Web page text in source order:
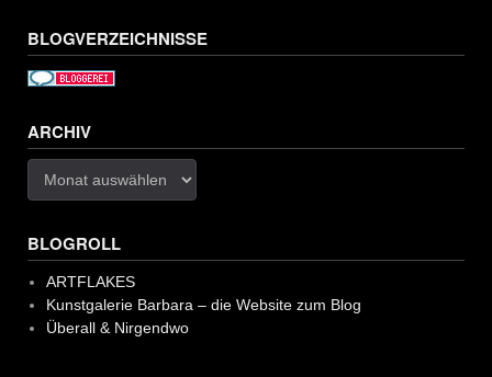
BLOGVERZEICHNISSE
ARCHIV
BLOGROLL
ARTFLAKES
Kunstgalerie Barbara – die Website zum Blog
Überall & Nirgendwo